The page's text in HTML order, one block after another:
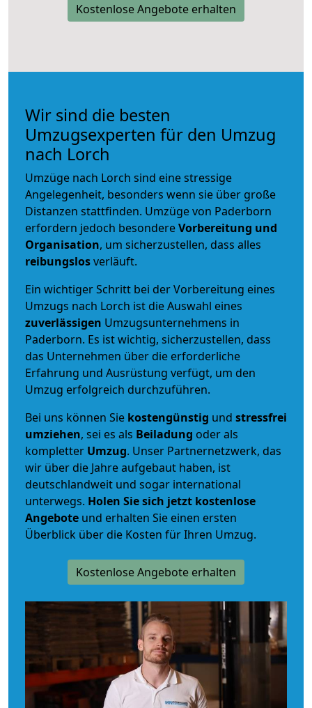
Kostenlose Angebote erhalten
Wir sind die besten
Umzugsexperten für den Umzug
nach Lorch
Umzüge nach Lorch sind eine stressige
Angelegenheit, besonders wenn sie über große
Distanzen stattfinden. Umzüge von Paderborn
erfordern jedoch besondereVorbereitung und
Organisation, um sicherzustellen, dass alles
reibungslosverläuft.
Ein wichtiger Schritt bei der Vorbereitung eines
Umzugs nach Lorch ist die Auswahl eines
zuverlässigen Umzugsunternehmens in
Paderborn. Es ist wichtig, sicherzustellen, dass
das Unternehmen über die erforderliche
Erfahrung und Ausrüstung verfügt, um den
Umzug erfolgreich durchzuführen.
Bei uns können Sie kostengünstig und stressfrei
umziehen, sei es als Beiladung oder als
kompletter Umzug. Unser Partnernetzwerk, das
wir über die Jahre aufgebaut haben, ist
deutschlandweit und sogar international
unterwegs. Holen Sie sich jetzt kostenlose
Angebote und erhalten Sie einen ersten
Überblick über die Kosten für Ihren Umzug.
Kostenlose Angebote erhalten